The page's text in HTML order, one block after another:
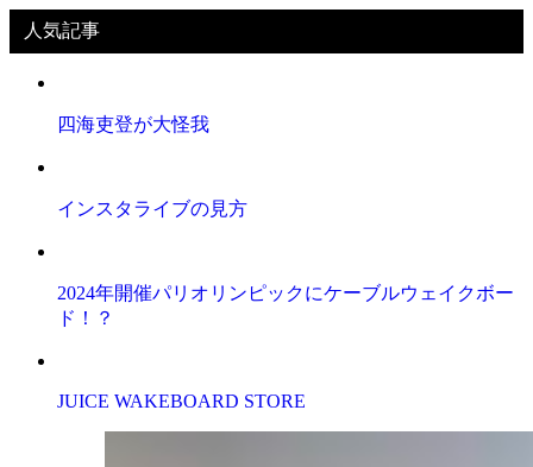
人気記事
四海吏登が大怪我
インスタライブの見方
2024年開催パリオリンピックにケーブルウェイクボー
ド！？
JUICE WAKEBOARD STORE